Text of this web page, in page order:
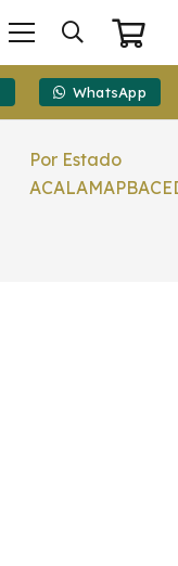
WhatsApp
Por Estado
ACALAMAPBACE